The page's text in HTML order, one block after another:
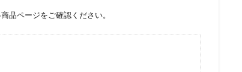
品ページをご確認ください。